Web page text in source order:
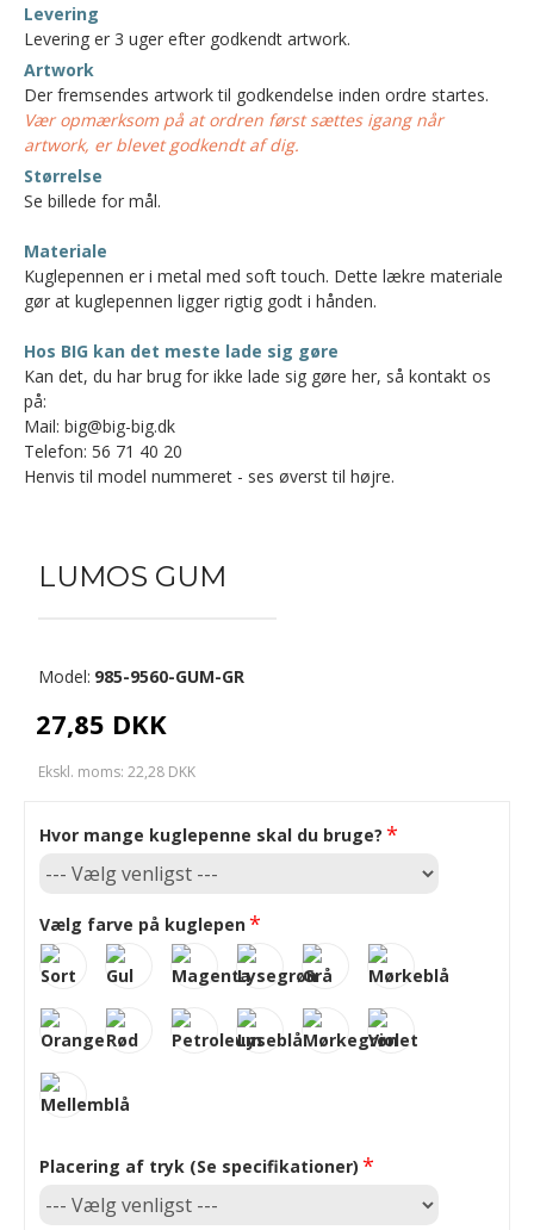
Levering
Levering er 3 uger efter godkendt artwork.
Artwork
Der fremsendes artwork til godkendelse inden ordre startes.
Vær opmærksom på at ordren først sættes igang når
artwork, er blevet godkendt af dig.
Størrelse
Se billede for mål.
Materiale
Kuglepennen er i metal med soft touch. Dette lækre materiale
gør at kuglepennen ligger rigtig godt i hånden.
Hos BIG kan det meste lade sig gøre
Kan det, du har brug for ikke lade sig gøre her, så kontakt os
på:
Mail: big@big-big.dk
Telefon: 56 71 40 20
Henvis til model nummeret - ses øverst til højre.
LUMOS GUM
27,85 DKK
Ekskl. moms: 22,28 DKK
Model: 985-9560-GUM-GR
Hvor mange kuglepenne skal du bruge?
Vælg farve på kuglepen
Placering af tryk (Se specifikationer)